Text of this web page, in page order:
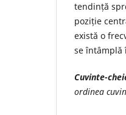
tendință
poziție
există o
se întâmplă
Cuvinte-
ordinea